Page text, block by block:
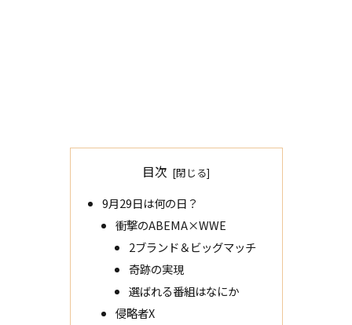
目次
9月29日は何の日？
衝撃のABEMA×WWE
2ブランド＆ビッグマッチ
奇跡の実現
選ばれる番組はなにか
侵略者X